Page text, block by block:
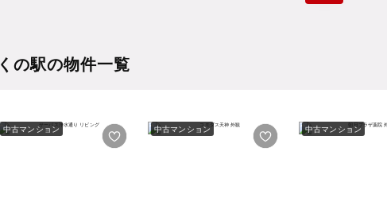
の駅の物件一覧
中古マンション 中古マンション 中古マンション